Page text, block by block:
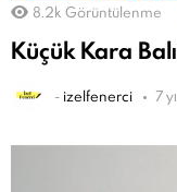
8.2k Görüntülenme
Küçük Kara
- izelfenerci 7